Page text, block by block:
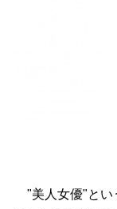
"美人女優"とい